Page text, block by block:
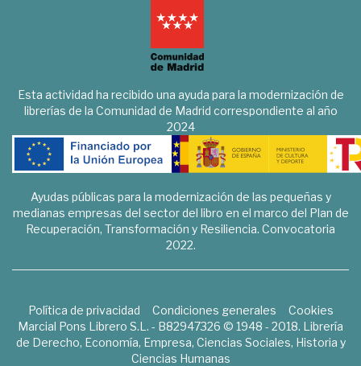
Esta actividad ha recibido una ayuda para la modernización de
librerías de la Comunidad de Madrid correspondiente al año
2024
Ayudas públicas para la modernización de las pequeñas y
medianas empresas del sector del libro en el marco del Plan de
Recuperación, Transformación y Resiliencia. Convocatoria
2022.
Política de privacidad Condiciones generales
Cookies
Marcial Pons Librero S.L. - B82947326 © 1948 - 2018. Librería
de Derecho, Economía, Empresa, Ciencias Sociales, Historia y
Ciencias Humanas